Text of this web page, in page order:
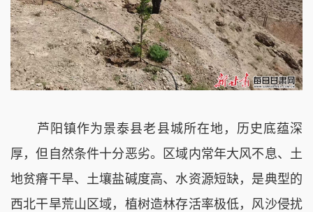
芦阳镇作为景泰县老县城所在地，历史底蕴深
厚，但自然条件十分恶劣。区域内常年大风不息、土
地贫瘠干旱、土壤盐碱度高、水资源短缺，是典型的
西北干旱荒山区域，植树造林存活率极低，风沙侵扰